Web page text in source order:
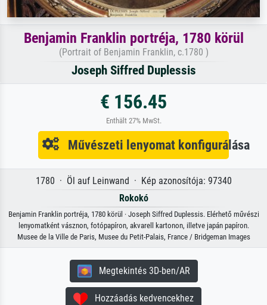
Benjamin Franklin portréja, 1780 körül
(Portrait of Benjamin Franklin, c.1780 )
Joseph Siffred Duplessis
€ 156.45
Enthält 27% MwSt.
Művészeti lenyomat konfigurálása
1780 · Öl auf Leinwand · Kép azonosítója: 97340
Rokokó
Benjamin Franklin portréja, 1780 körül · Joseph Siffred Duplessis. Elérhető művészi
lenyomatként vásznon, fotópapíron, akvarell kartonon, illetve japán papíron.
Musee de la Ville de Paris, Musee du Petit-Palais, France / Bridgeman Images
Megtekintés 3D-ben/AR
Hozzáadás kedvencekhez